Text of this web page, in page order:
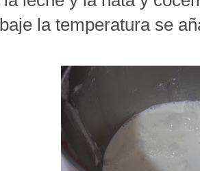
la temperatura se